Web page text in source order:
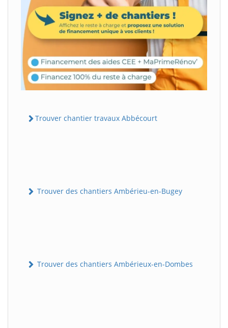
Trouver chantier travaux Abbécourt
Trouver des chantiers Ambérieu-en-Bugey
Trouver des chantiers Ambérieux-en-Dombes